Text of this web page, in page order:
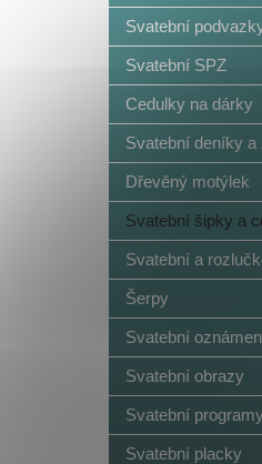
Svatební
Svatební SPZ
Cedulky na dárky
Svatební deníky
Dřevěný motýlek
Svatební šipky a
Svatební a
Šerpy
Svatební
Svatební obrazy
Svatební
Svatební placky